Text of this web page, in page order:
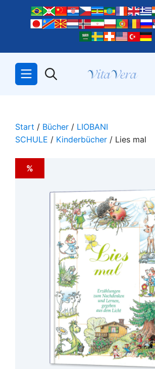
springen
Start / Bücher / LIOBANI
SCHULE / Kinderbücher / Lies mal
%